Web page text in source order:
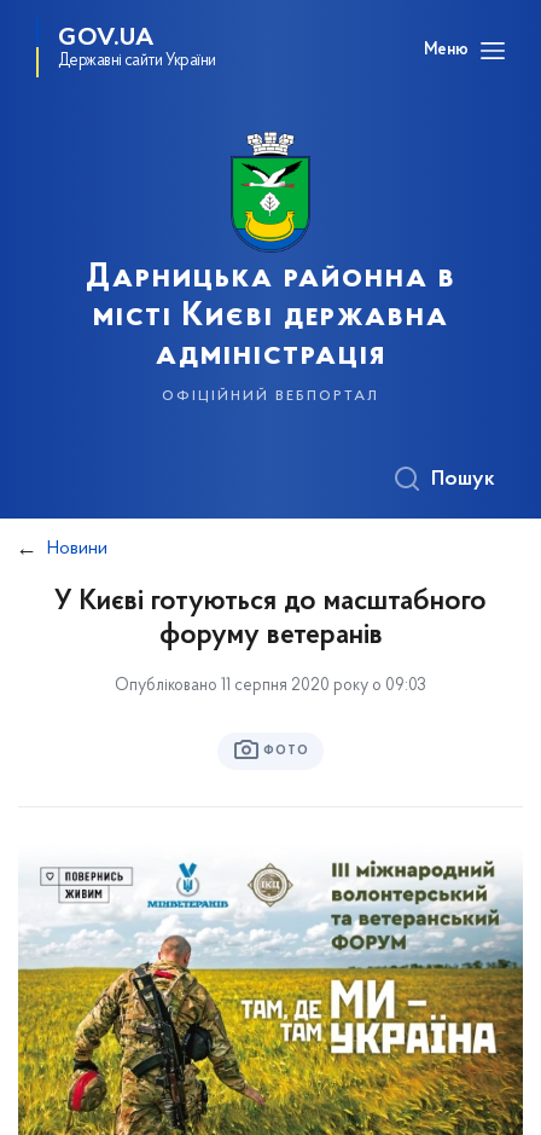
GOV.UA
Державні сайти України
Меню
Дарницька районна в
місті Києві державна
адміністрація
офіційний вебпортал
Пошук
Новини
У Києві готуються до масштабного
форуму ветеранів
Опубліковано 11 серпня 2020 року о 09:03
ФОТО